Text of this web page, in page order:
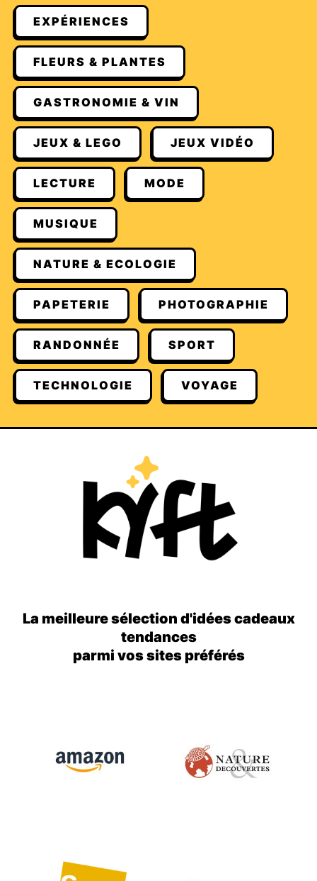
EXPÉRIENCES
FLEURS & PLANTES
GASTRONOMIE & VIN
JEUX & LEGO JEUX VIDÉO
LECTURE MODE
MUSIQUE
NATURE & ECOLOGIE
PAPETERIE PHOTOGRAPHIE
RANDONNÉE SPORT
TECHNOLOGIE VOYAGE
La meilleure sélection d'idées cadeaux
tendances
parmi vos sites préférés